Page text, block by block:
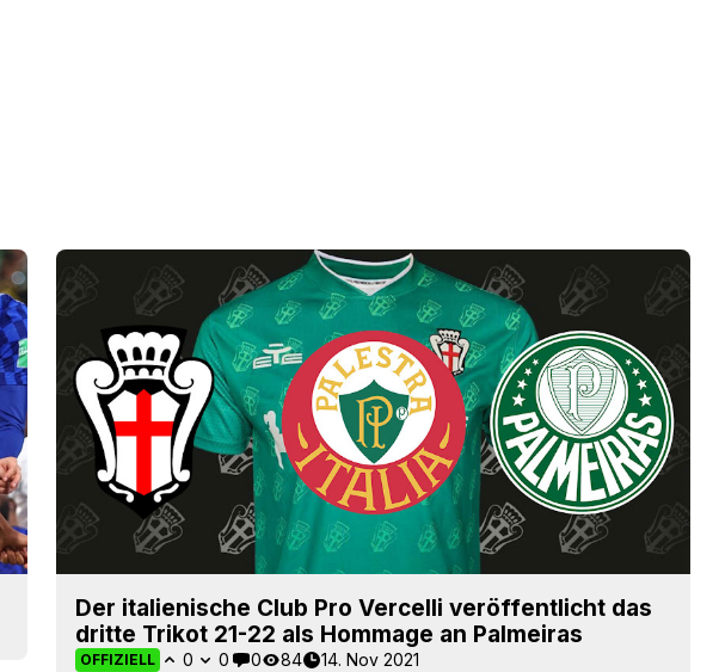
Der italienische Club Pro Vercelli veröffentlicht das
dritte Trikot 21-22 als Hommage an Palmeiras
OFFIZIELL 0 0 0 84 14. Nov 2021